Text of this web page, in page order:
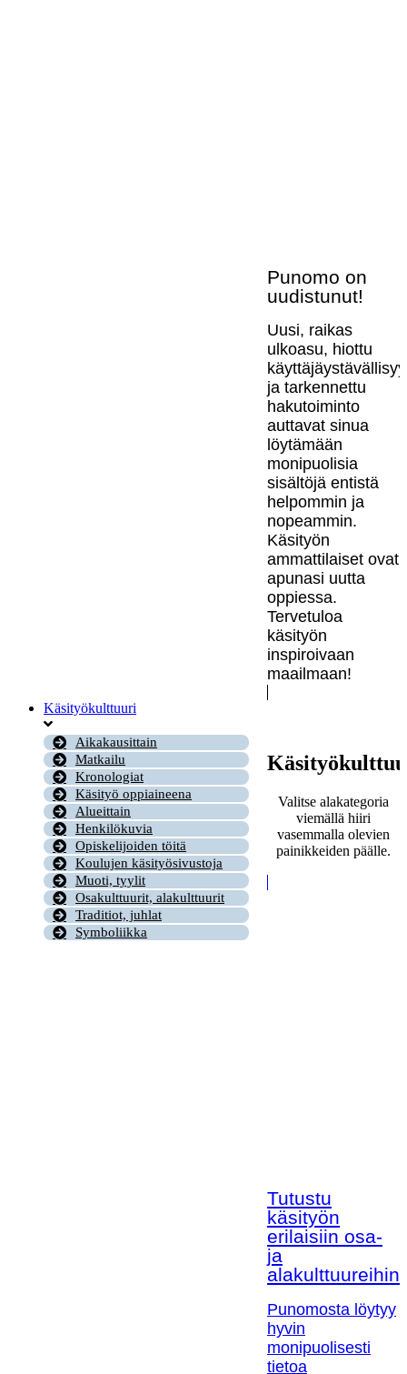
Punomo on
uudistunut!
Uusi, raikas
ulkoasu, hiottu
ja tarkennettu
hakutoiminto
auttavat sinua
löytämään
monipuolisia
sisältöjä entistä
helpommin ja
nopeammin.
Käsityön
ammattilaiset ovat
apunasi uutta
oppiessa.
Tervetuloa
käsityön
inspiroivaan
maailmaan!
Käsityökulttuuri
Aikakausittain
Matkailu
Kronologiat
Käsityö oppiaineena
Alueittain
Henkilökuvia
Opiskelijoiden töitä
Koulujen käsityösivustoja
Muoti, tyylit
Osakulttuurit, alakulttuurit
Traditiot, juhlat
Symboliikka
Valitse alakategoria
viemällä hiiri
vasemmalla olevien
painikkeiden päälle.
Tutustu
käsityön
erilaisiin osa-
ja
alakulttuureihin!
Punomosta löytyy
hyvin
monipuolisesti
tietoa